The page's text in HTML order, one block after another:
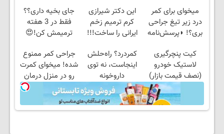
میخوای برای کمر
درد زیر تیغ جراحی
بری؟! ◗پرسش‌نامه
این دکتر شیرازی
کرم ترمیم زخم
ایرانی را ساخت!!!
جای بخیه داری؟؟
فقط در 3 هفته
ترمیمش کن!😍
کیت پنچرگیری
لاستیک خودرو
(نصف قیمت بازار)
کمردرد؟ راه‌حلش
اینجاست، نه توی
داروخونه
جراحی کمر ممنوع
شده! میخوای کمرت
رو در منزل درمان
((پرسش‌نامه))